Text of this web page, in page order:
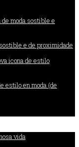
e de proximidade
estilo en moda (de